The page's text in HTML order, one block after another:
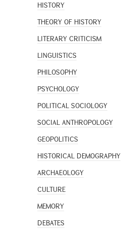
HISTORY
THEORY OF HISTORY
LITERARY CRITICISM
LINGUISTICS
PHILOSOPHY
PSYCHOLOGY
POLITICAL SOCIOLOGY
SOCIAL ANTHROPOLOGY
GEOPOLITICS
HISTORICAL DEMOGRAPHY
ARCHAEOLOGY
CULTURE
MEMORY
DEBATES